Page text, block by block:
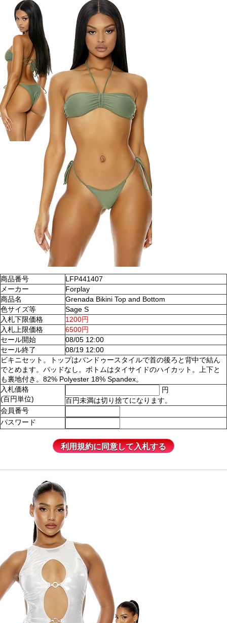
商品番号
LFP441407
メーカー
Forplay
商品名
Grenada Bikini Top and Bottom
色サイズ等
Sage S
入札下限価格
1200円
入札上限価格
6500円
セール開始
08/05 12:00
セール終了
08/19 12:00
ビキニセット。トップはバンドゥースタイルで首の後ろと背中で結ん
でとめます。パッドなし。ボトムはタイサイドのハイカット。上下と
も裏地付き。82% Polyester 18% Spandex。
入札価格
(百円単位)
円
百円未満は切り捨てになります。
会員番号
パスワード